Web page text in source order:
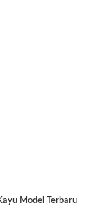
Model Terbaru